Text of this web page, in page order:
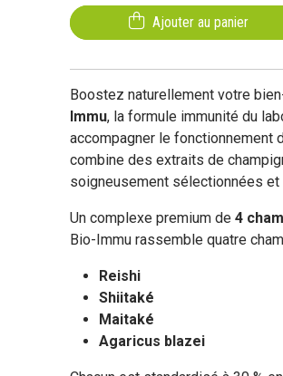
Ajouter au panier
Boostez naturellement votre
Immu, la formule immunité du
accompagner le fonctionnement
combine des extraits de
soigneusement sélectionnées
Un complexe premium de 4
Bio-Immu rassemble quatre
Reishi
Shiitaké
Maitaké
Agaricus blazei